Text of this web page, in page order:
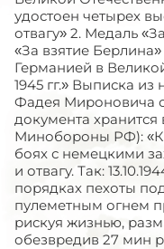
удостоен четырех
отвагу» 2. Медаль
«За взятие
Германией в
1945 гг.» Выписка из
Фадея Мироновича
документа
Минобороны РФ):
боях с немецкими
и отвагу. Так:
порядках пехоты
пулеметным огнем
рискуя жизнью,
обезвредив 27 мин